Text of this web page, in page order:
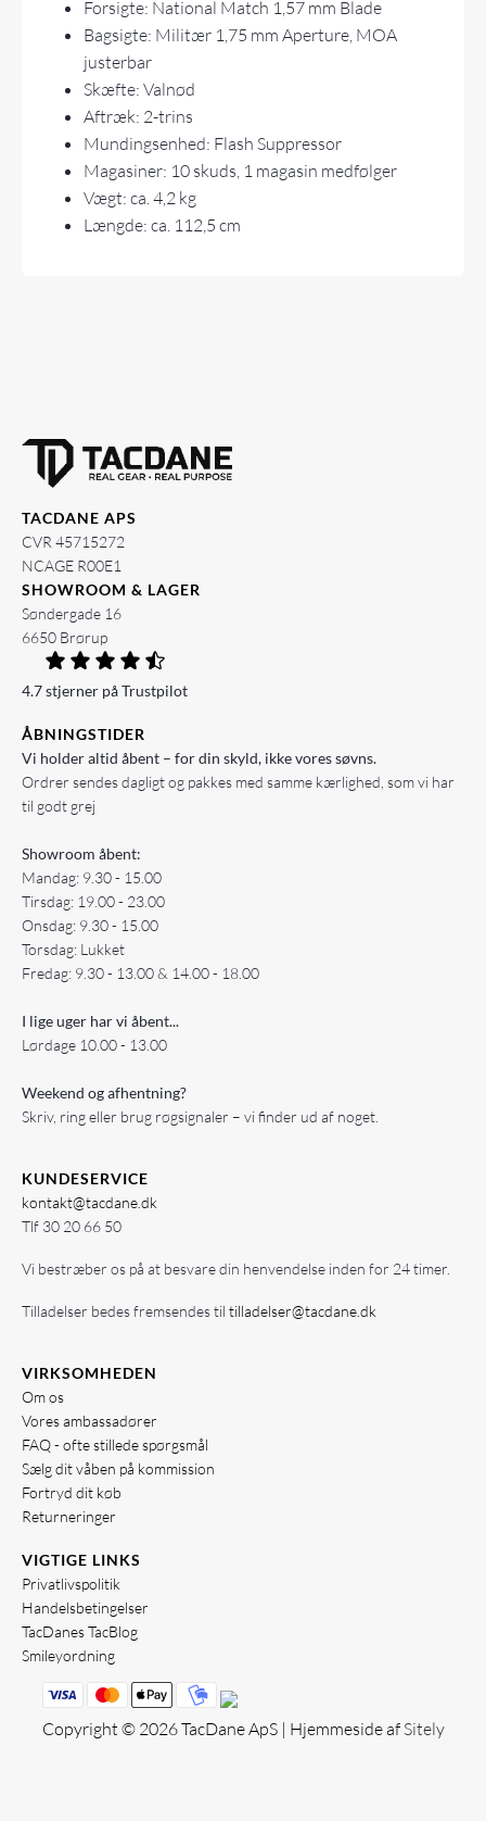
Forsigte: National Match 1,57 mm Blade
Bagsigte: Militær 1,75 mm Aperture, MOA
justerbar
Skæfte: Valnød
Aftræk: 2-trins
Mundingsenhed: Flash Suppressor
Magasiner: 10 skuds, 1 magasin medfølger
Vægt: ca. 4,2 kg
Længde: ca. 112,5 cm
TACDANE APS
CVR 45715272
NCAGE R00E1
SHOWROOM & LAGER
Søndergade 16
6650 Brørup
4.7 stjerner på Trustpilot
ÅBNINGSTIDER
Vi holder altid åbent – for din skyld, ikke vores søvns.
Ordrer sendes dagligt og pakkes med samme kærlighed, som vi har
til godt grej
Showroom åbent:
Mandag: 9.30 - 15.00
Tirsdag: 19.00 - 23.00
Onsdag: 9.30 - 15.00
Torsdag: Lukket
Fredag: 9.30 - 13.00 & 14.00 - 18.00
I lige uger har vi åbent...
Lørdage 10.00 - 13.00
Weekend og afhentning?
Skriv, ring eller brug røgsignaler – vi finder ud af noget.
KUNDESERVICE
kontakt@tacdane.dk
Tlf 30 20 66 50
Vi bestræber os på at besvare din henvendelse inden for 24 timer.
Tilladelser bedes fremsendes til tilladelser@tacdane.dk
VIRKSOMHEDEN
Om os
Vores ambassadører
FAQ - ofte stillede spørgsmål
Sælg dit våben på kommission
Fortryd dit køb
Returneringer
VIGTIGE LINKS
Privatlivspolitik
Handelsbetingelser
TacDanes TacBlog
Smileyordning
Copyright © 2026 TacDane ApS | Hjemmeside af Sitely